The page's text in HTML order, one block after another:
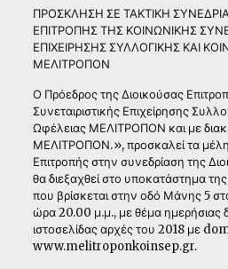
ΠΡΟΣΚΛΗΣΗ ΣΕ ΤΑΚΤΙΚΗ
ΕΠΙΤΡΟΠΗΣ ΤΗΣ ΚΟΙΝΩΝΙΚΗΣ
ΕΠΙΧΕΙΡΗΣΗΣ ΣΥΛΛΟΓΙΚΗΣ ΚΑΙ
ΜΕΛΙΤΡΟΠΟΝ
Ο Πρόεδρος της Διοικούσας
Συνεταιριστικής Επιχείρησης
Ωφέλειας ΜΕΛΙΤΡΟΠΟΝ και με
ΜΕΛΙΤΡΟΠΟΝ.», προσκαλεί τα μέλη
Επιτροπής στην συνεδρίαση της
θα διεξαχθεί στο υποκατάστημα
που βρίσκεται στην οδό Μάνης 5
ώρα 20.00 μ.μ., με θέμα ημερήσιας
ιστοσελίδας αρχές του 2018 με
www.melitroponkoinsep.gr.